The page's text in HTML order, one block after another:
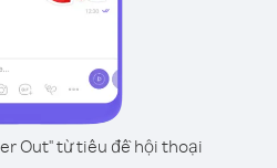
Out" từ tiêu đề hội thoại